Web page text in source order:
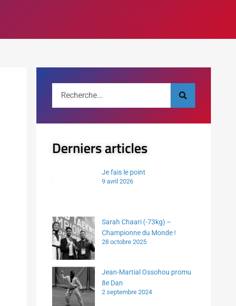
Derniers articles
Je fais le point
9 avril 2026
Sarah Chaari (-73kg) –
Championne du Monde !
28 octobre 2025
Jean-Martial Ossohou promu
8e Dan
2 septembre 2024